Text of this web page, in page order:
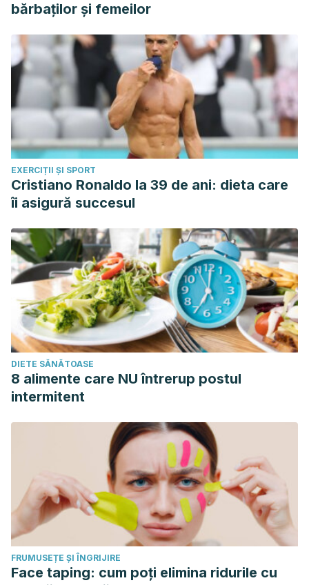
bărbaților și femeilor
EXERCIȚII ȘI SPORT
Cristiano Ronaldo la 39 de ani: dieta care
îi asigură succesul
DIETE SĂNĂTOASE
8 alimente care NU întrerup postul
intermitent
FRUMUSEȚE ȘI ÎNGRIJIRE
Face taping: cum poți elimina ridurile cu